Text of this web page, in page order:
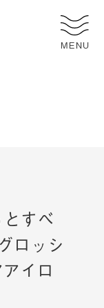
MENU
すべ
ロッシ
イロ